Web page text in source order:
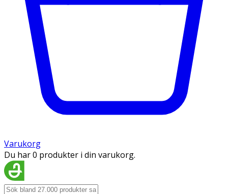
Varukorg
Du har 0 produkter i din varukorg.